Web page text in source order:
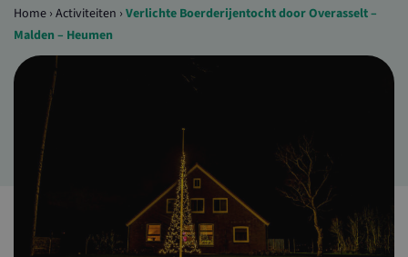
Home › Activiteiten › Verlichte Boerderijentocht door Overasselt –
Malden – Heumen